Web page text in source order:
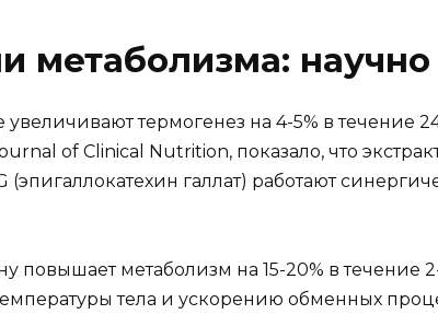
метаболизма:
термогенез на 4-5% в течение
of Clinical Nutrition, показало, что
(эпигаллокатехин галлат) работают
метаболизм на 15-20% в течение
тела и ускорению обменных